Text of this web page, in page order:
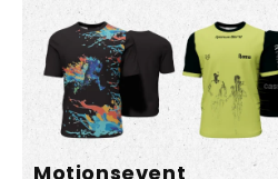
Motionsevent